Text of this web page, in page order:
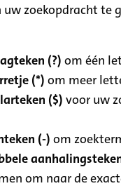
uw zoekopdracht te
(?) om één
(*) om meer
($) voor uw
(-) om
om naar de